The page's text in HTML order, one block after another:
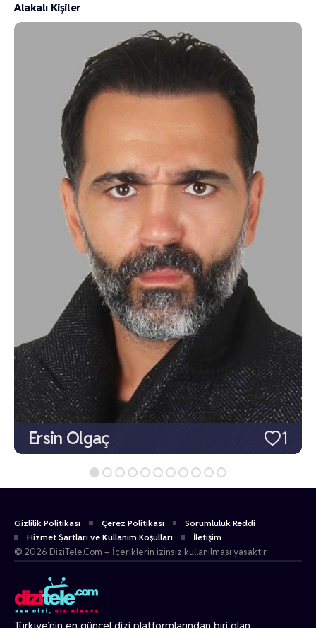
Alakalı Kişiler
1
Ersin Olgaç
Gizlilik Politikası Çerez Politikası
Sorumluluk Reddi
Hizmet Şartları ve Kullanım Koşulları
İletişim
© 2026 DiziTele.Com – İçeriklerin izinsiz kullanılması yasaktır.